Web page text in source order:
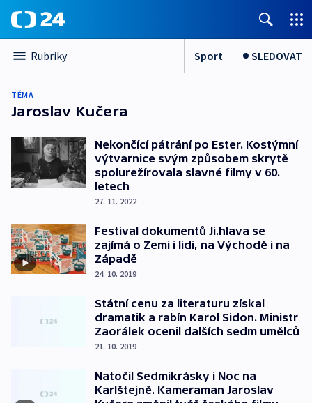
Rubriky Sport SLEDOVAT
TÉMA
Jaroslav Kučera
Nekončící pátrání po Ester. Kostýmní
výtvarnice svým způsobem skrytě
spolurežírovala slavné filmy v 60.
letech
27. 11. 2022 |
Festival dokumentů Ji.hlava se
zajímá o Zemi i lidi, na Východě i na
Západě
24. 10. 2019 |
Státní cenu za literaturu získal
dramatik a rabín Karol Sidon. Ministr
Zaorálek ocenil dalších sedm umělců
21. 10. 2019 |
Natočil Sedmikrásky i Noc na
Karlštejně. Kameraman Jaroslav